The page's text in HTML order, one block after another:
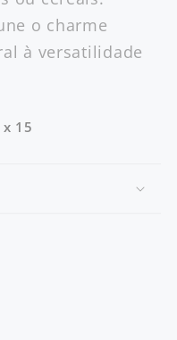
o charme
à versatilidade
x 15